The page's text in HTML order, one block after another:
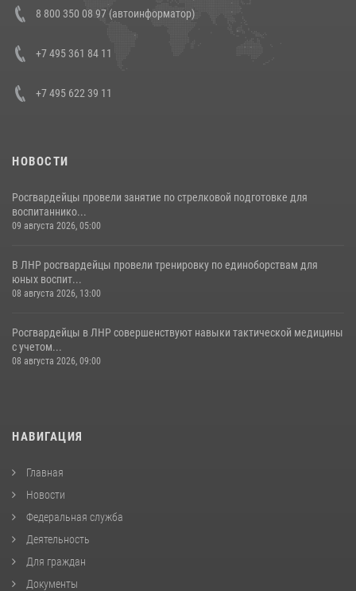
генерала армии Виктора Золотова с заместителем полномочного
представителя Президента Российской Федерации в Северо-
Кавказском федеральном округе Виталием Кузнецовым
8 800 350 08 97 (автоинформатор)
+7 495 361 84 11
+7 495 622 39 11
НОВОСТИ
Росгвардейцы провели занятие по стрелковой подготовке для
воспитаннико...
09 августа 2026, 05:00
В ЛНР росгвардейцы провели тренировку по единоборствам для
юных воспит...
08 августа 2026, 13:00
Росгвардейцы в ЛНР совершенствуют навыки тактической медицины
с учетом...
08 августа 2026, 09:00
НАВИГАЦИЯ
Главная
Новости
Федеральная служба
Деятельность
Для граждан
Документы